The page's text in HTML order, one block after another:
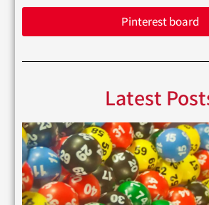
Pinterest board
Latest